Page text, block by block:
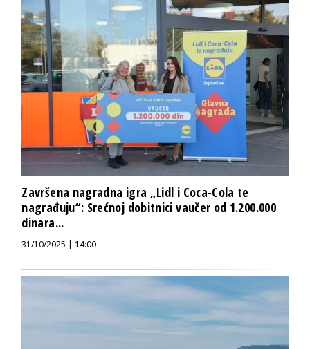
Završena nagradna igra „Lidl i Coca-Cola te
nagrađuju“: Srećnoj dobitnici vaučer od 1.200.000
dinara...
31/10/2025 | 14:00